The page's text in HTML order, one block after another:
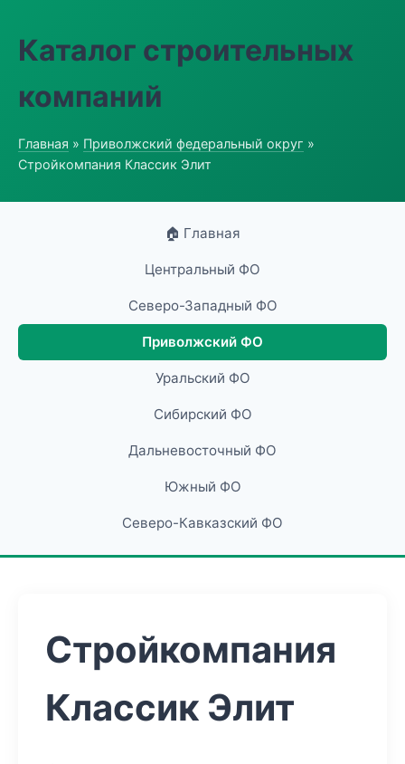
Каталог строительных
компаний
Главная » Приволжский федеральный округ »
Стройкомпания Классик Элит
🏠 Главная
Центральный ФО
Северо-Западный ФО
Приволжский ФО
Уральский ФО
Сибирский ФО
Дальневосточный ФО
Южный ФО
Северо-Кавказский ФО
Стройкомпания
Классик Элит